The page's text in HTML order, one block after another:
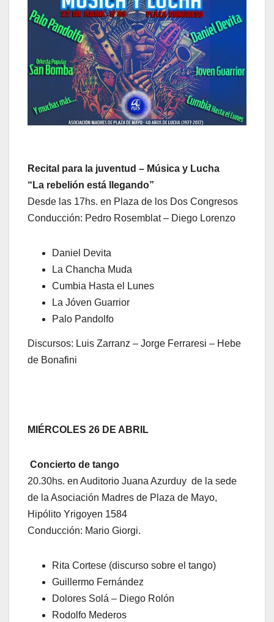
Recital para la juventud – Música y Lucha
“La rebelión está llegando”
Desde las 17hs. en Plaza de los Dos Congresos
Conducción: Pedro Rosemblat – Diego Lorenzo
Daniel Devita
La Chancha Muda
Cumbia Hasta el Lunes
La Jóven Guarrior
Palo Pandolfo
Discursos: Luis Zarranz – Jorge Ferraresi – Hebe
de Bonafini
MIÉRCOLES 26 DE ABRIL
Concierto de tango
20.30hs. en Auditorio Juana Azurduy de la sede
de la Asociación Madres de Plaza de Mayo,
Hipólito Yrigoyen 1584
Conducción: Mario Giorgi.
Rita Cortese (discurso sobre el tango)
Guillermo Fernández
Dolores Solá – Diego Rolón
Rodolfo Mederos